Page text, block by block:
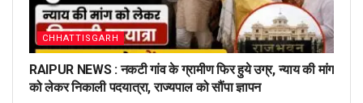
CHHATTISGARH
RAIPUR NEWS : नकटी गांव के ग्रामीण फिर हुये उग्र, न्याय की मांग
को लेकर निकाली पदयात्रा, राज्यपाल को सौंपा ज्ञापन